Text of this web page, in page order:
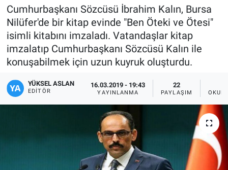
Cumhurbaşkanı Sözcüsü İbrahim Kalın, Bursa
Nilüfer'de bir kitap evinde "Ben Öteki ve Ötesi"
isimli kitabını imzaladı. Vatandaşlar kitap
imzalatıp Cumhurbaşkanı Sözcüsü Kalın ile
konuşabilmek için uzun kuyruk oluşturdu.
YÜKSEL ASLAN
EDITÖR
16.03.2019 - 19:43
YAYINLANMA
22
PAYLAŞIM
Bilim, Teknoloji
KÜLTÜR-SANAT
Yerel
Bursaspor
Sağlık
Bursa Trafik Yoğunluk Haritası
Süper Lig Puan Durumu ve Fikstür
Tüm Manşetler
Son Dakika Haberleri